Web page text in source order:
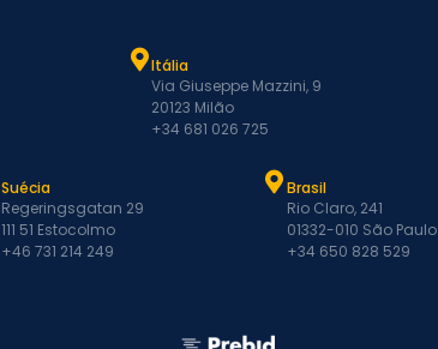
Itália
Via Giuseppe Mazzini, 9
20123 Milão
+34 681 026 725
Suécia
Regeringsgatan 29
111 51 Estocolmo
+46 731 214 249
Brasil
Rio Claro, 241
01332-010 São Paulo
+34 650 828 529